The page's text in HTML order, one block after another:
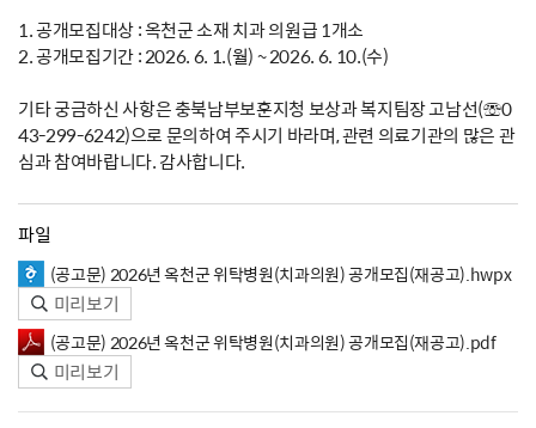
1. 공개모집대상 : 옥천군 소재 치과 의원급 1개소
2. 공개모집기간 : 2026. 6. 1.(월) ~ 2026. 6. 10.(수)
기타 궁금하신 사항은 충북남부보훈지청 보상과 복지팀장 고남선(☏0
43-299-6242)으로 문의하여 주시기 바라며, 관련 의료기관의 많은 관
심과 참여바랍니다. 감사합니다.
파일
(공고문) 2026년 옥천군 위탁병원(치과의원) 공개모집(재공고).hwpx
미리보기
(공고문) 2026년 옥천군 위탁병원(치과의원) 공개모집(재공고).pdf
미리보기